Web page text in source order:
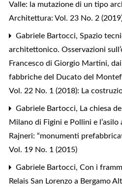
Valle: la mutazione di un tipo
Architettura: Vol. 23 No. 2
Gabriele Bartocci, Spazio
architettonico. Osservazioni
Francesco di Giorgio Martini,
fabbriche del Ducato del
Vol. 22 No. 1 (2018): La
Gabriele Bartocci, La chiesa
Milano di Figini e Pollini e
Rajneri: “monumenti
Vol. 19 No. 1 (2015)
Gabriele Bartocci, Con i
Relais San Lorenzo a Bergamo